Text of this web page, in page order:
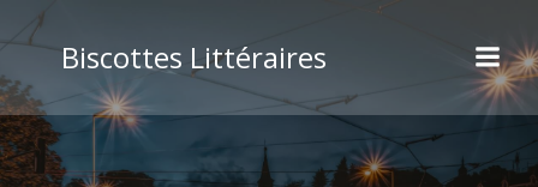
Biscottes Littéraires